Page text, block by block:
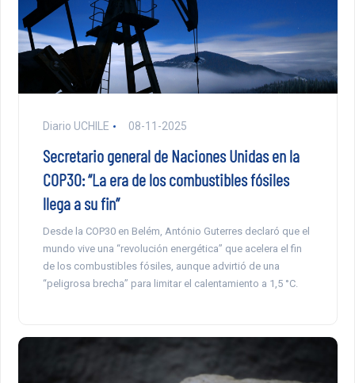
Diario UCHILE 08-11-2025
Secretario general de Naciones Unidas en la
COP30: “La era de los combustibles fósiles
llega a su fin”
Desde la COP30 en Belém, António Guterres declaró que el
mundo vive una “revolución energética” que acelera el fin
de los combustibles fósiles, aunque advirtió de una
“peligrosa brecha” para limitar el calentamiento a 1,5 °C.